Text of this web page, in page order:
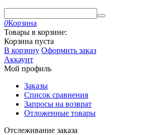
0Корзина
Товары в корзине:
Корзина пуста
В корзину Оформить заказ
Аккаунт
Мой профиль
Заказы
Список сравнения
Запросы на возврат
Отложенные товары
Отслеживание заказа